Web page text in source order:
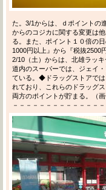
た。3/1からは、ｄポイントの
からのコジカに関する変更は
る。また、ポイント１０倍の
1000円以上』から『税抜2500
2/10（土）からは、北雄ラッ
道内のスーパーでは、ジェイ
ている。◆ドラッグストアで
れており、これらのドラッグ
両方のポイントが貯まる。（
－－－－－－－－－－－－－